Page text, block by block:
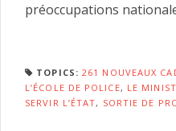
préoccupations
TOPICS: 261 NOUVEAUX
L’ÉCOLE DE POLICE, LE
SERVIR L’ÉTAT, SORTIE DE